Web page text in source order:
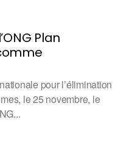
Plan
pour l’élimination
le 25 novembre, le